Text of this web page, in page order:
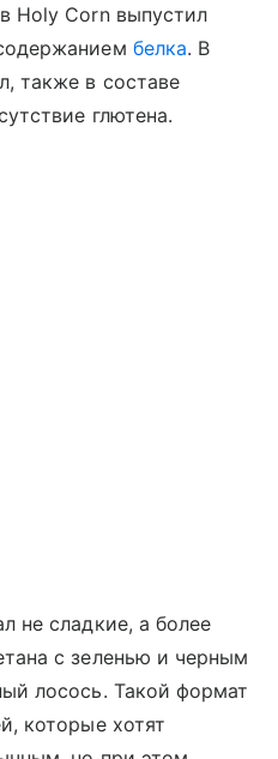
Holy Corn выпустил
белка. В
также в составе
глютена.
не сладкие, а более
с зеленью и черным
лосось. Такой формат
которые хотят